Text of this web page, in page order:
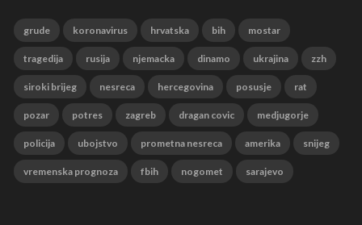
grude koronavirus hrvatska bih mostar
tragedija rusija njemacka dinamo ukrajina zzh
siroki brijeg nesreca hercegovina posusje rat
pozar potres zagreb dragan covic medjugorje
policija ubojstvo prometna nesreca amerika snijeg
vremenska prognoza fbih nogomet sarajevo